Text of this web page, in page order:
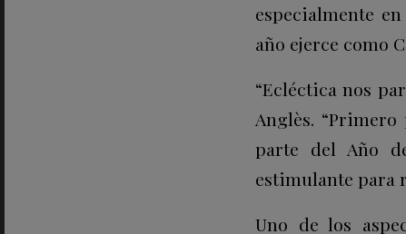
especialmente
año ejerce como
“Ecléctica nos
Anglès.
parte del Año
estimulante para
Uno de los